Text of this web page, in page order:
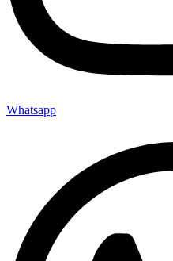
Whatsapp